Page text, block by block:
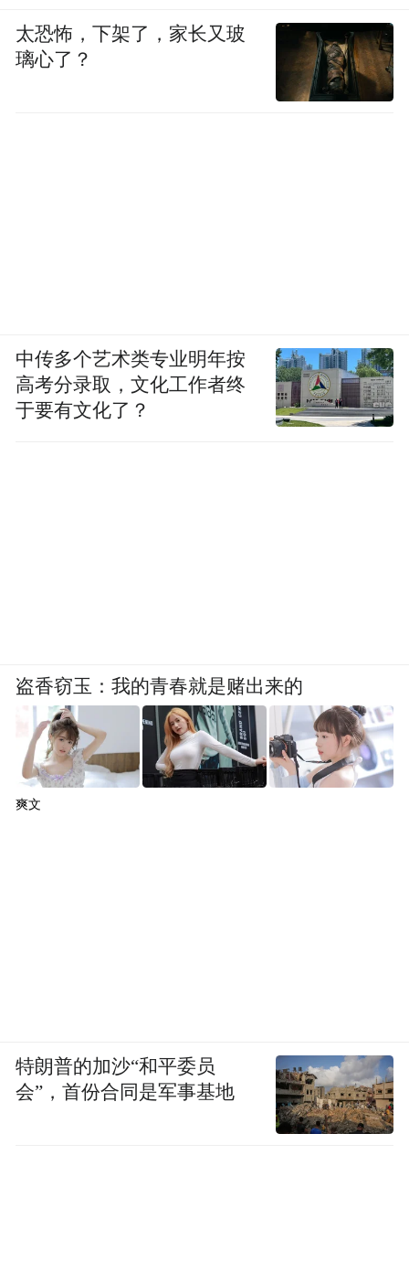
太恐怖，下架了，家长又玻
璃心了？
中传多个艺术类专业明年按
高考分录取，文化工作者终
于要有文化了？
盗香窃玉：我的青春就是赌出来的
爽文
特朗普的加沙“和平委员
会”，首份合同是军事基地